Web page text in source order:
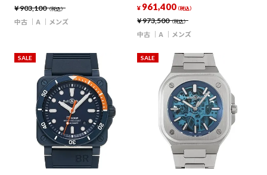
¥903,100（税込）
中古 A メンズ ¥973,500（税込）
¥ 961,400（税込）
中古 A メンズ
SALE SALE